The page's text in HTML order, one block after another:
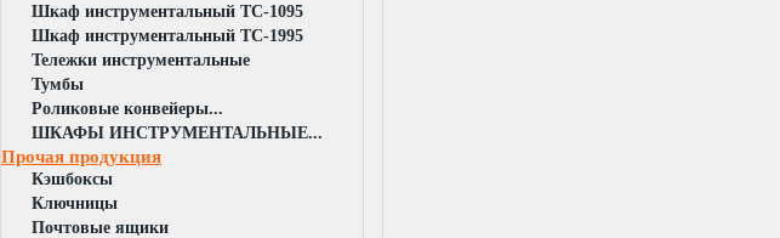
Шкаф инструментальный TC-1095
Шкаф инструментальный TC-1995
Тележки инструментальные
Тумбы
Роликовые конвейеры...
ШКАФЫ ИНСТРУМЕНТАЛЬНЫЕ...
Прочая продукция
Кэшбоксы
Ключницы
Почтовые ящики